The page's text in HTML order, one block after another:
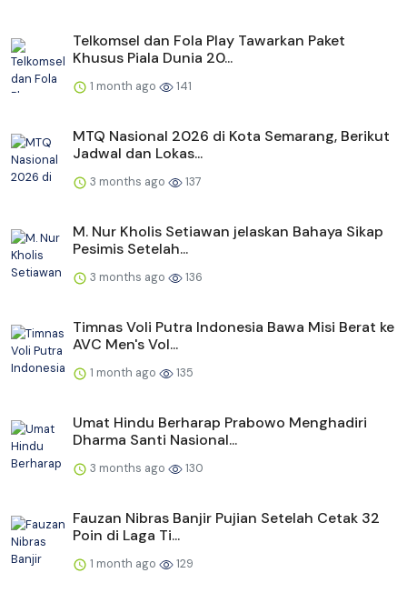
Telkomsel dan Fola Play Tawarkan Paket
Khusus Piala Dunia 20...
1 month ago 141
MTQ Nasional 2026 di Kota Semarang, Berikut
Jadwal dan Lokas...
3 months ago 137
M. Nur Kholis Setiawan jelaskan Bahaya Sikap
Pesimis Setelah...
3 months ago 136
Timnas Voli Putra Indonesia Bawa Misi Berat ke
AVC Men's Vol...
1 month ago 135
Umat Hindu Berharap Prabowo Menghadiri
Dharma Santi Nasional...
3 months ago 130
Fauzan Nibras Banjir Pujian Setelah Cetak 32
Poin di Laga Ti...
1 month ago 129